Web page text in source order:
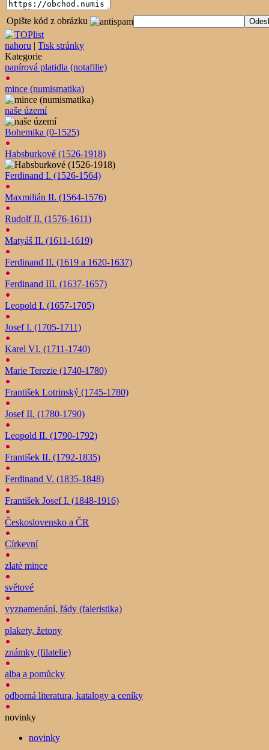
Opište kód z obrázku
nahoru | Tisk stránky
Kategorie
papírová platidla (notafilie)
mince (numismatika)
naše území
Bohemika (0-1525)
Habsburkové (1526-1918)
Ferdinand I. (1526-1564)
Maxmilián II. (1564-1576)
Rudolf II. (1576-1611)
Matyáš II. (1611-1619)
Ferdinand II. (1619 a 1620-1637)
Ferdinand III. (1637-1657)
Leopold I. (1657-1705)
Josef I. (1705-1711)
Karel VI. (1711-1740)
Marie Terezie (1740-1780)
František Lotrinský (1745-1780)
Josef II. (1780-1790)
Leopold II. (1790-1792)
František II. (1792-1835)
Ferdinand V. (1835-1848)
František Josef I. (1848-1916)
Československo a ČR
Církevní
zlaté mince
světové
vyznamenání, řády (faleristika)
plakety, žetony
známky (filatelie)
alba a pomůcky
odborná literatura, katalogy a ceníky
novinky
novinky